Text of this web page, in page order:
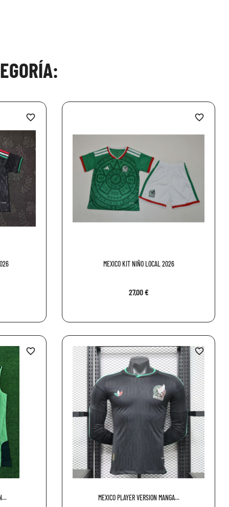
favorite_border
MEXICO KIT NIÑO LOCAL 2026
27,00 €
favorite_border
favorite_border
MEXICO PLAYER VERSION MANGA...
favorite_border